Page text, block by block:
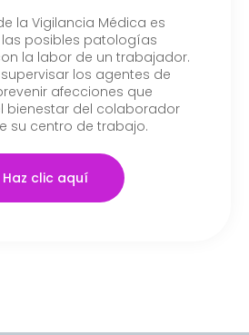
la Vigilancia Médica es
posibles patologías
la labor de un trabajador.
los agentes de
afecciones que
bienestar del colaborador
su centro de trabajo.
Haz clic aquí